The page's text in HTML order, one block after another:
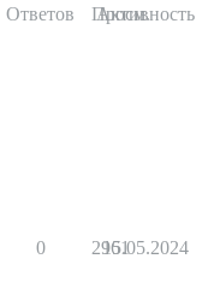
Ответов Просм.
Активность
0 2961
15.05.2024